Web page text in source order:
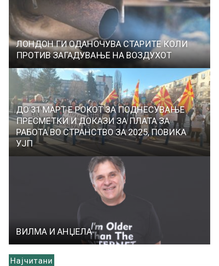
ЛОНДОН ГИ ОДАНОЧУВА СТАРИТЕ КОЛИ
ПРОТИВ ЗАГАДУВАЊЕ НА ВОЗДУХОТ
ДО 31 МАРТ Е РОКОТ ЗА ПОДНЕСУВАЊЕ
ПРЕСМЕТКИ И ДОКАЗИ ЗА ПЛАТА ЗА
РАБОТА ВО СТРАНСТВО ЗА 2025, ПОВИКА
УЈП
ВИЛМА И АНЏЕЛА
Најчитани